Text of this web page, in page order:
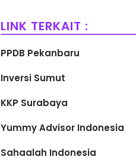
LINK TERKAIT :
PPDB Pekanbaru
Inversi Sumut
KKP Surabaya
Yummy Advisor Indonesia
Sahaalah Indonesia